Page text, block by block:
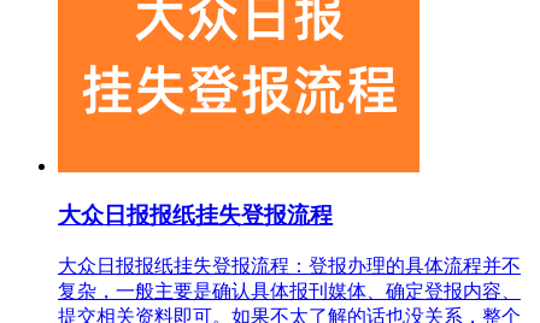
大众日报报纸挂失登报流程
大众日报报纸挂失登报流程：登报办理的具体流程并不
复杂，一般主要是确认具体报刊媒体、确定登报内容、
提交相关资料即可。如果不太了解的话也没关系，整个